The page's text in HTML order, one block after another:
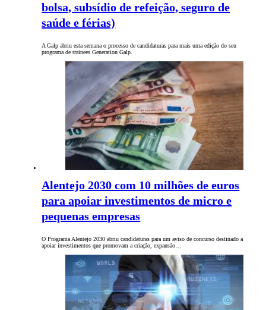
bolsa, subsídio de refeição, seguro de
saúde e férias)
A Galp abriu esta semana o processo de candidaturas para mais uma edição do seu
programa de trainees Generation Galp.
Alentejo 2030 com 10 milhões de euros
para apoiar investimentos de micro e
pequenas empresas
O Programa Alentejo 2030 abriu candidaturas para um aviso de concurso destinado a
apoiar investimentos que promovam a criação, expansão…